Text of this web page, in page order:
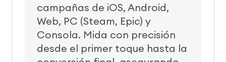
campañas de iOS, Android,
Web, PC (Steam, Epic) y
Consola. Mida con precisión
desde el primer toque hasta la